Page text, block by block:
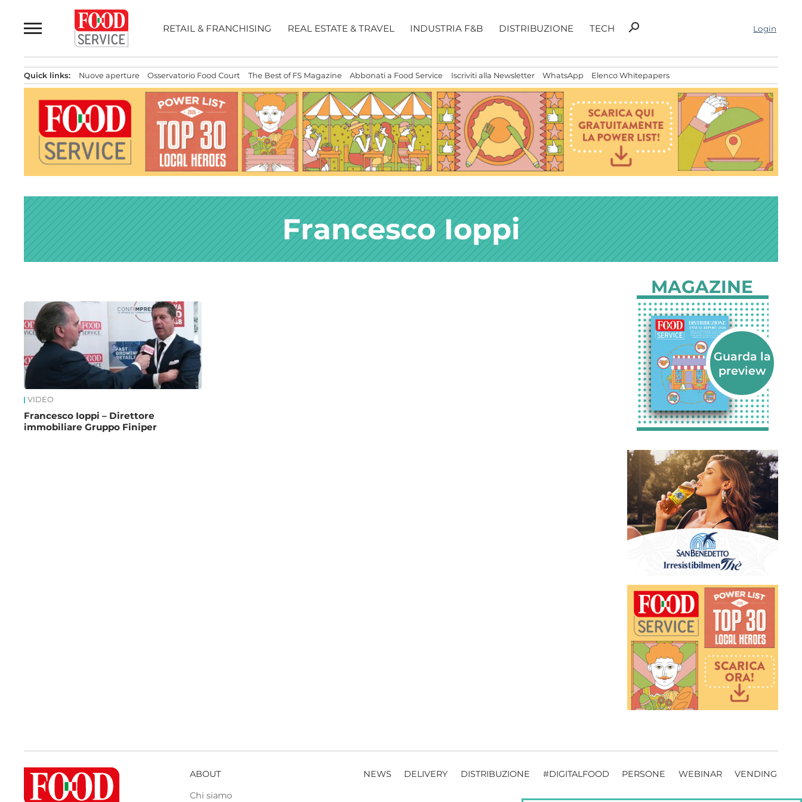
al
contenuto
RETAIL & FRANCHISING REAL ESTATE & TRAVEL INDUSTRIA F&B DISTRIBUZIONE TECH
Ricerca
search Login
Quick links: Nuove aperture Osservatorio Food Court The Best of FS Magazine Abbonati a Food Service Iscriviti alla Newsletter WhatsApp Elenco Whitepapers
Francesco Ioppi
News
VIDEO
Francesco Ioppi – Direttore
immobiliare Gruppo Finiper
MAGAZINE
ABOUT
Chi siamo
NEWS DELIVERY DISTRIBUZIONE #DIGITALFOOD PERSONE WEBINAR VENDING